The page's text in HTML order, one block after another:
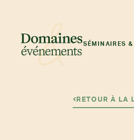
SÉMINAIRES &
RETOUR À LA